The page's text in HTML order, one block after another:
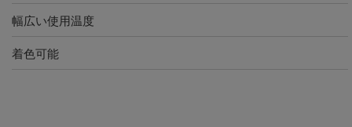
幅広い使用温度
着色可能